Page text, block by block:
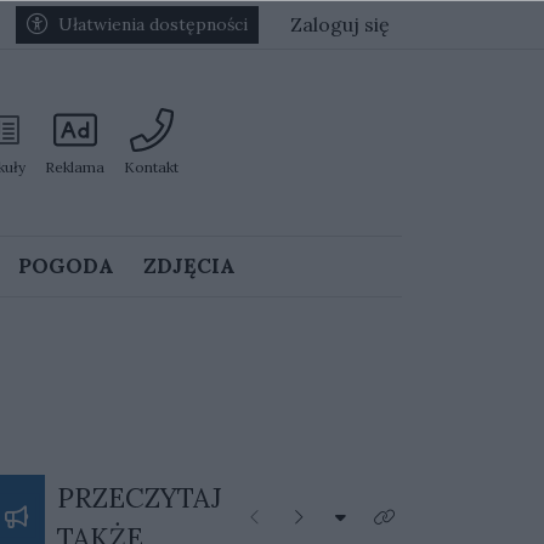
Ułatwienia dostępności Zaloguj się
Reklama Kontakt
POGODA ZDJĘCIA
PRZECZYTAJ
Poprzednie
Następne
Rozwiń listę kategorii
Kliknij aby zobaczyć